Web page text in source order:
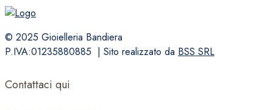
© 2025 Gioielleria Bandiera
P.IVA:01235880885 | Sito realizzato da BSS SRL
Contattaci qui